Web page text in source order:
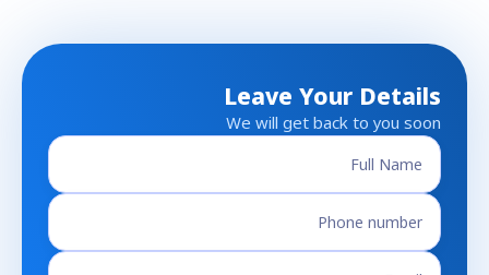
Leave Your Details
We will get back to you soon